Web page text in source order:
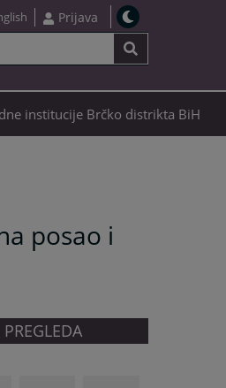
Prijava
institucije Brčko distrikta BiH
posao i
PREGLEDA